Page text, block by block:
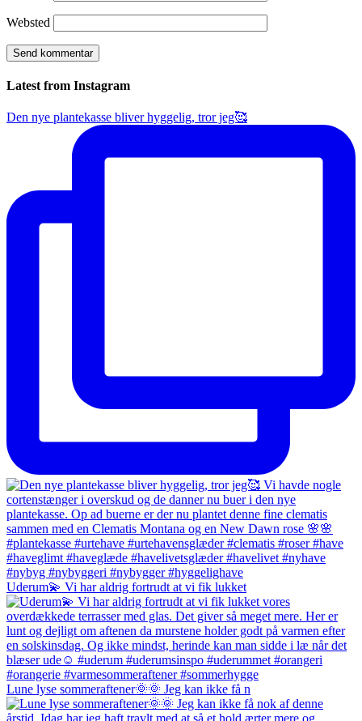
Websted
Latest from Instagram
Den nye plantekasse bliver hyggelig, tror jeg🥰
Uderum💫 Vi har aldrig fortrudt at vi fik lukket
Lune lyse sommeraftener🌞🌞 Jeg kan ikke få n